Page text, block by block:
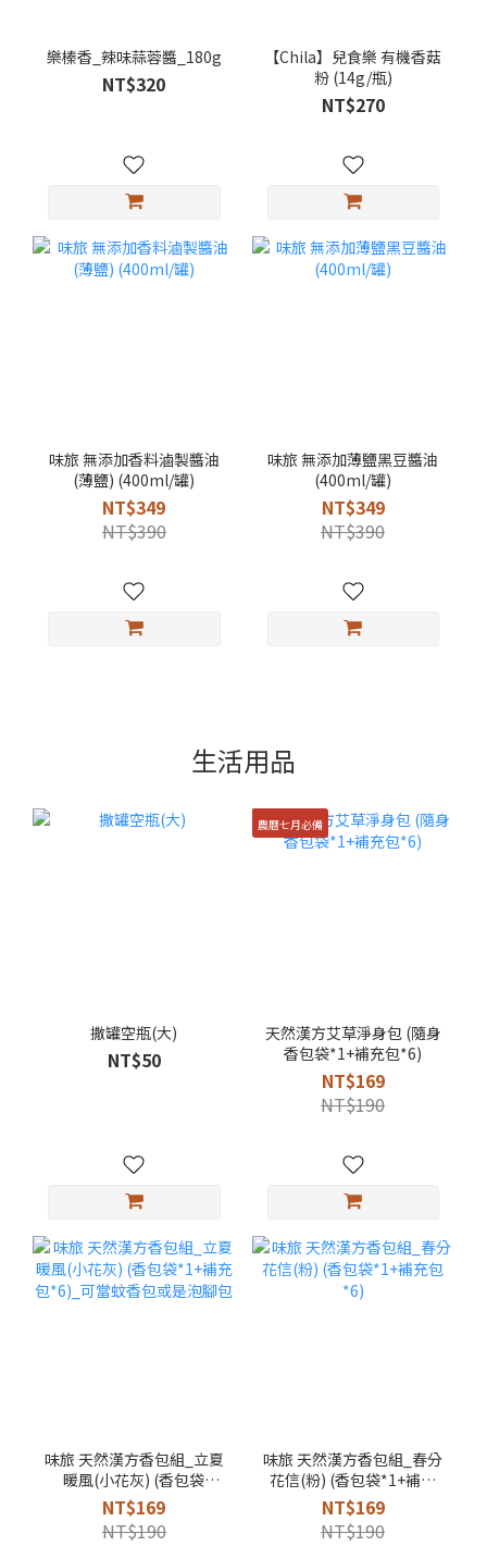
樂榛香_辣味蒜蓉醬_180g
NT$320
【Chila】兒食樂 有機香菇
粉 (14g/瓶)
NT$270
味旅 無添加香料滷製醬油
(薄鹽) (400ml/罐)
NT$349
NT$390
味旅 無添加薄鹽黑豆醬油
(400ml/罐)
NT$349
NT$390
生活用品
撒罐空瓶(大)
NT$50
農曆七月必備
天然漢方艾草淨身包 (隨身
香包袋*1+補充包*6)
NT$169
NT$190
味旅 天然漢方香包組_立夏
暖風(小花灰) (香包袋
*1+補充包*6)_可當蚊香包
或是泡腳包
NT$169
NT$190
味旅 天然漢方香包組_春分
花信(粉) (香包袋*1+補充
包*6)
NT$169
NT$190